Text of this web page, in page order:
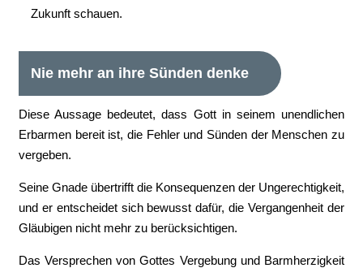
Zukunft schauen.
Nie mehr an ihre Sünden denke
Diese Aussage bedeutet, dass Gott in seinem unendlichen
Erbarmen bereit ist, die Fehler und Sünden der Menschen zu
vergeben.
Seine Gnade übertrifft die Konsequenzen der Ungerechtigkeit,
und er entscheidet sich bewusst dafür, die Vergangenheit der
Gläubigen nicht mehr zu berücksichtigen.
Das Versprechen von Gottes Vergebung und Barmherzigkeit